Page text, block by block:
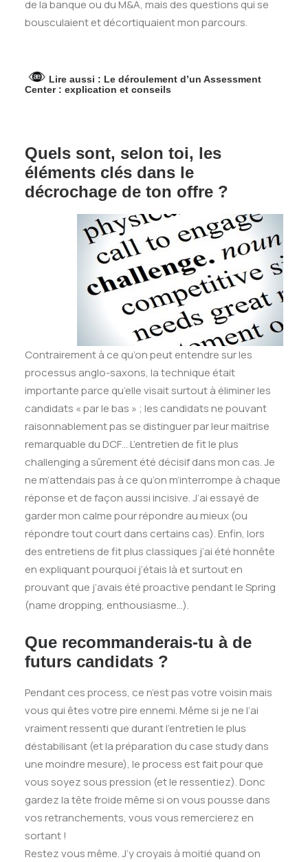
de la banque ou du M&A, mais des questions qui se
bousculaient et décortiquaient mon parcours.
Lire aussi : Le déroulement d’un Assessment
Center : explication et conseils
Quels sont, selon toi, les
éléments clés dans le
décrochage de ton offre ?
Contrairement à ce qu’on peut entendre sur les
processus anglo-saxons, la technique était
importante parce qu’elle visait surtout à éliminer les
candidats « par le bas » ; les candidats ne pouvant
raisonnablement pas se distinguer par leur maitrise
remarquable du DCF… L’entretien de fit le plus
challenging a sûrement été décisif dans mon cas. Je
ne m’attendais pas à ce qu’on m’interrompe à chaque
réponse et de façon aussi incisive. J’ai essayé de
garder mon calme pour répondre au mieux (ou
répondre tout court dans certains cas). Enfin, lors
des entretiens de fit plus classiques j’ai été honnête
en expliquant pourquoi j’étais là et surtout en
prouvant que j’avais été proactive pendant le Spring
(name dropping, enthousiasme…).
Que recommanderais-tu à de
futurs candidats ?
Pendant ces process, ce n’est pas votre voisin mais
vous qui êtes votre pire ennemi. Même si je ne l’ai
vraiment ressenti que durant l’entretien le plus
déstabilisant (et la préparation du case study dans
une moindre mesure), le process est fait pour que
vous soyez sous pression (et le ressentiez). Donc
gardez la tête froide même si on vous pousse dans
vos retranchements, vous vous remercierez en
sortant !
Restez vous même. J’y croyais à moitié quand on